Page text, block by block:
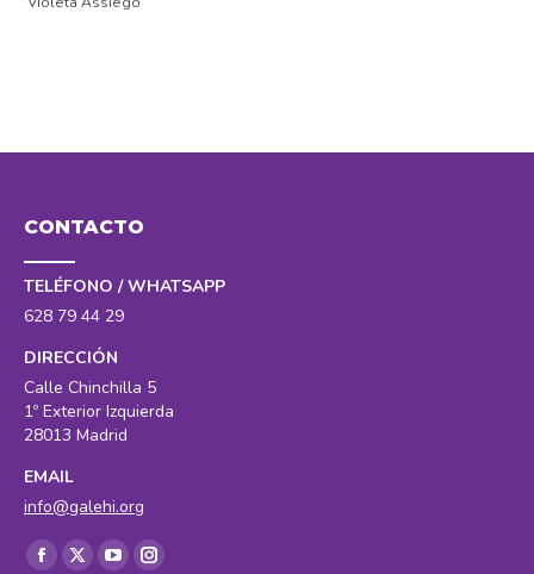
CONTACTO
TELÉFONO / WHATSAPP
628 79 44 29
DIRECCIÓN
Calle Chinchilla 5
1º Exterior Izquierda
28013 Madrid
EMAIL
info@galehi.org
Encuéntranos en:
Facebook
X
YouTubeInstagram